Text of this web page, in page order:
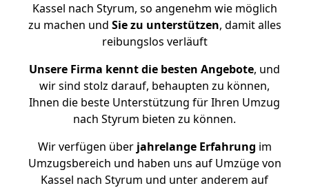
Kassel nach Styrum, so angenehm wie möglich
zu machen und Sie zu unterstützen, damit alles
reibungslos verläuft
Unsere Firma kennt die besten Angebote, und
wir sind stolz darauf, behaupten zu können,
Ihnen die beste Unterstützung für Ihren Umzug
nach Styrum bieten zu können.
Wir verfügen überjahrelange Erfahrung im
Umzugsbereich und haben uns auf Umzüge von
Kassel nach Styrum und unter anderem auf